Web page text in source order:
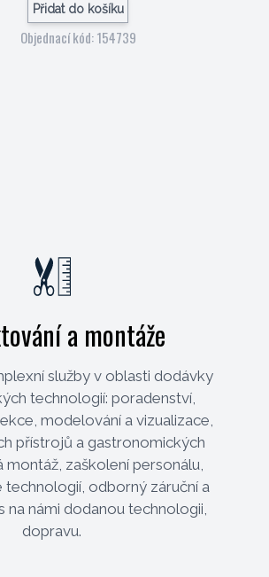
Přidat do košíku
Objednací kód: 154739
a montáže
služby v oblasti dodávky
technologií: poradenství,
modelování a vizualizace,
přístrojů a gastronomických
zaškolení personálu,
odborný záruční a
na námi dodanou technologii,
dopravu.